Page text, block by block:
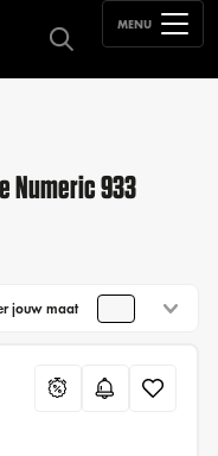
MENU
Numeric 933
jouw maat